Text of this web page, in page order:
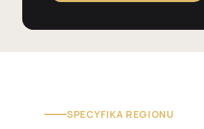
SPECYFIKA REGIONU